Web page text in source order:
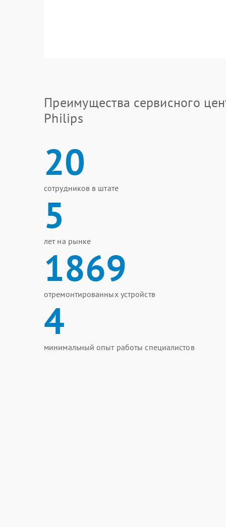
Преимущества сервисного
Philips
20
сотрудников в штате
5
лет на рынке
1869
отремонтированных устройств
4
минимальный опыт работы специалистов